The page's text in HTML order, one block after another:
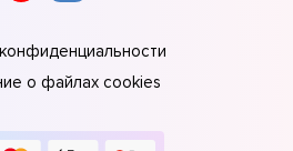
о файлах cookies